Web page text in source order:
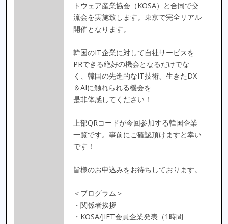
トウェア産業協会（KOSA）と合同で交
流会を実施致します。東京で完全リアル
開催となります。
韓国のIT企業に対して自社サービスを
PRできる絶好の機会となるだけでな
く、韓国の先進的なIT技術、生きたDX
＆AIに触れられる機会を
是非体感してください！
上部QRコードが今回参加する韓国企業
一覧です。事前にご確認頂けますと幸い
です！
皆様のお申込みをお待ちしております。
＜プログラム＞
・関係者挨拶
・KOSA/JIET会員企業発表（1時間